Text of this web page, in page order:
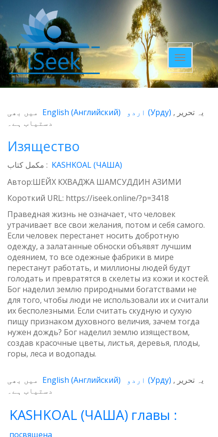
Toggle
navigation
یہ تحریر (Урду)
English (Английский)
میں بھی
دستیاب ہے۔
Изящество
مکمل کتاب : KASHKOAL (ЧАША)
Автор:ШЕЙХ КХВАДЖА ШАМСУДДИН АЗИМИ
Короткий URL: https://iseek.online/?p=3418
Праведная жизнь не означает, что человек
утрачивает все свои желания, потом и себя самого.
Если человек перестанет носить добротную
одежду, а залатанные обноски объявят лучшим
одеянием, то все одежные фабрики в мире
перестанут работать, и миллионы людей будут
голодать и превратятся в скелеты из кожи и костей.
Бог наделил землю природными богатствами не
для того, чтобы люди не использовали их и считали
их бесполезными. Если считать скудную и сухую
пищу признаком духовного величия, зачем тогда
нужен дождь? Бог наделил землю изяществом,
создав красочные цветы, листья, деревья, плоды,
горы, леса и водопады.
یہ تحریر (Урду)
English (Английский)
میں بھی
دستیاب ہے۔
KASHKOAL (ЧАША) главы :
посвящена